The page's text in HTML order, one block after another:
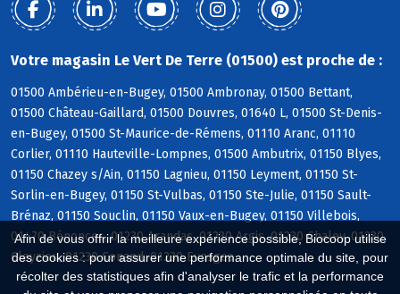
Afin de vous offrir la meilleure expérience possible, Biocoop utilise
des cookies : pour assurer une performance optimale du site, pour
récolter des statistiques afin d'analyser le trafic et la performance
Votre magasin Le Vert De Terre (01500) est proche de :
01500 Ambérieu-en-Bugey, 01500 Ambronay, 01500 Bettant,
01500 Château-Gaillard, 01500 Douvres, 01640 L, 01500 St-Denis-
en-Bugey, 01500 St-Maurice-de-Rémens, 01110 Aranc, 01110
Corlier, 01110 Hauteville-Lompnes, 01500 Ambutrix, 01150 Blyes,
01150 Chazey s/Ain, 01150 Lagnieu, 01150 Leyment, 01150 St-
Sorlin-en-Bugey, 01150 St-Vulbas, 01150 Ste-Julie, 01150 Sault-
Brénaz, 01150 Souclin, 01150 Vaux-en-Bugey, 01150 Villebois,
01470 Bénonces, 01230 Arandas, 01230 Argis, 01230 Chaley, 01230
Cleyzieu, 01230 Conand, 01230 Evosges